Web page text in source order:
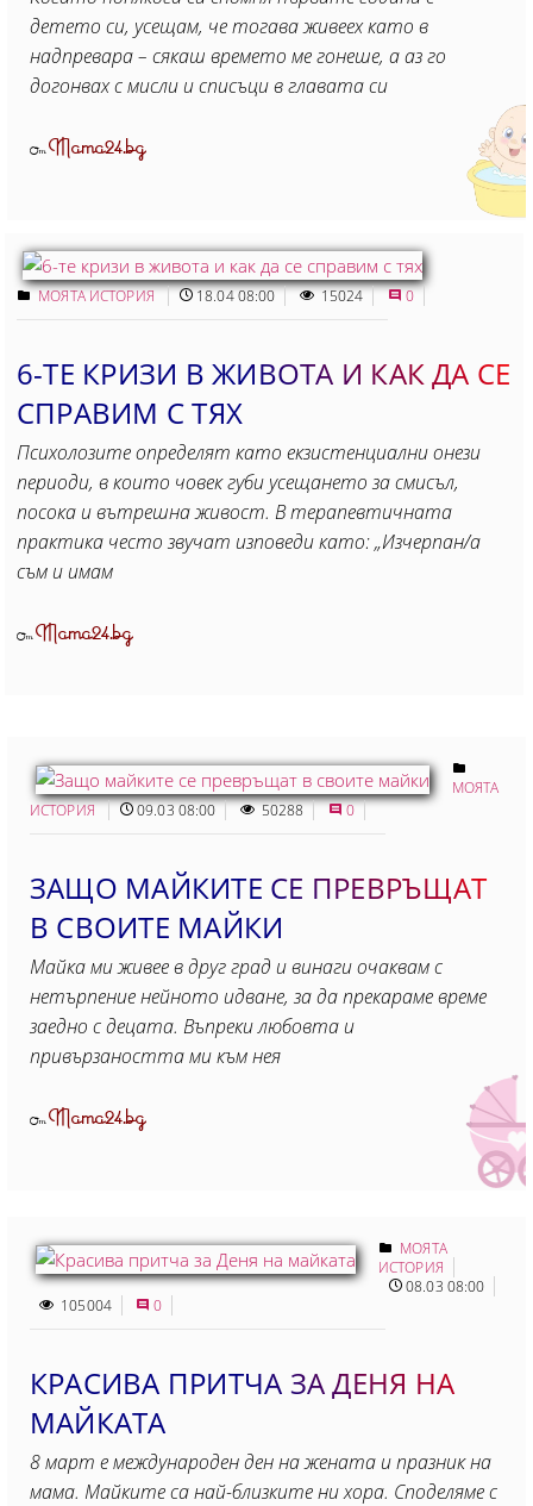
детето си, усещам, че тогава живеех като в
надпревара – сякаш времето ме гонеше, а аз го
догонвах с мисли и списъци в главата си
ОтMama24.bg
МОЯТА ИСТОРИЯ 18.04 08:00 15024 0
6-ТЕ КРИЗИ В ЖИВОТА И КАК ДА СЕ
СПРАВИМ С ТЯХ
Психолозите определят като екзистенциални онези
периоди, в които човек губи усещането за смисъл,
посока и вътрешна живост. В терапевтичната
практика често звучат изповеди като: „Изчерпан/а
съм и имам
ОтMama24.bg
МОЯТА
ИСТОРИЯ
09.03 08:00 50288 0
ЗАЩО МАЙКИТЕ СЕ ПРЕВРЪЩАТ
В СВОИТЕ МАЙКИ
Майка ми живее в друг град и винаги очаквам с
нетърпение нейното идване, за да прекараме време
заедно с децата. Въпреки любовта и
привързаността ми към нея
ОтMama24.bg
МОЯТА
ИСТОРИЯ
08.03 08:00
105004
0
КРАСИВА ПРИТЧА ЗА ДЕНЯ НА
МАЙКАТА
8 март е международен ден на жената и празник на
мама. Майките са най-близките ни хора. Споделяме с